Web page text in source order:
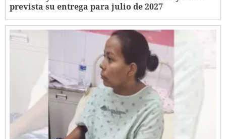
prevista su entrega para julio de 2027